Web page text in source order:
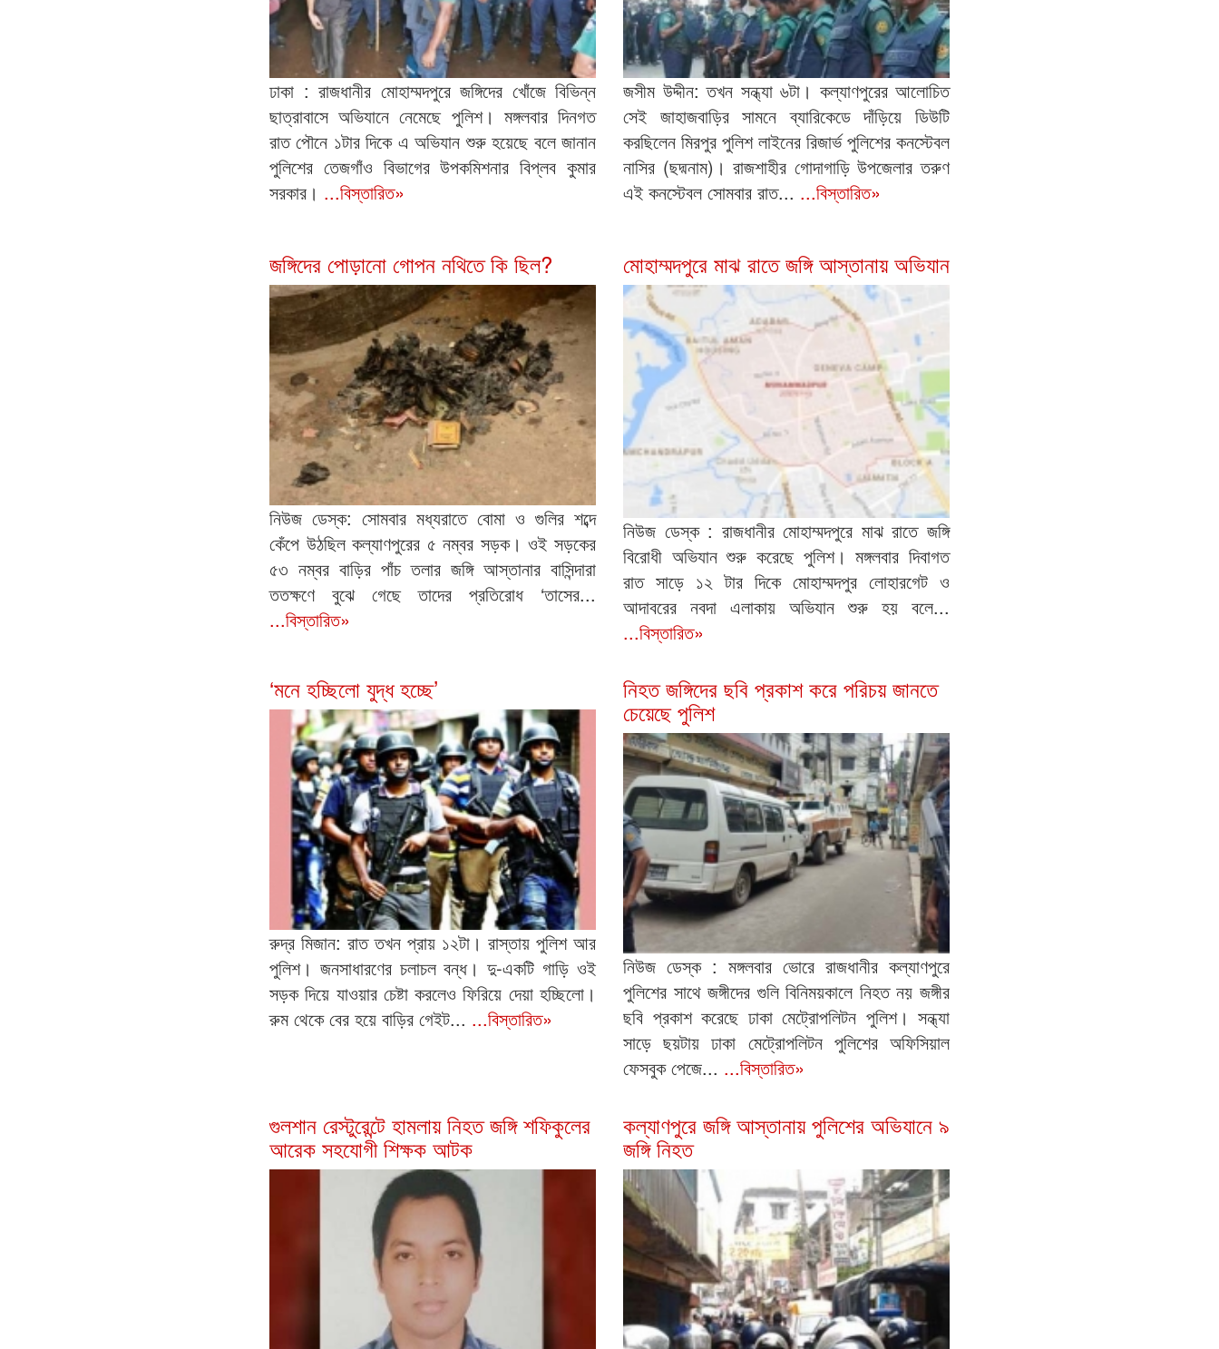
ঢাকা : রাজধানীর মোহাম্মদপুরে জঙ্গিদের খোঁজে বিভিন্ন
ছাত্রাবাসে অভিযানে নেমেছে পুলিশ। মঙ্গলবার দিনগত
রাত পৌনে ১টার দিকে এ অভিযান শুরু হয়েছে বলে জানান
পুলিশের তেজগাঁও বিভাগের উপকমিশনার বিপ্লব কুমার
সরকার। ...বিস্তারিত»
জসীম উদ্দীন: তখন সন্ধ্যা ৬টা। কল্যাণপুরের আলোচিত
সেই জাহাজবাড়ির সামনে ব্যারিকেডে দাঁড়িয়ে ডিউটি
করছিলেন মিরপুর পুলিশ লাইনের রিজার্ভ পুলিশের কনস্টেবল
নাসির (ছদ্মনাম)। রাজশাহীর গোদাগাড়ি উপজেলার তরুণ
এই কনস্টেবল সোমবার রাত... ...বিস্তারিত»
জঙ্গিদের পোড়ানো গোপন নথিতে কি ছিল?
নিউজ ডেস্ক: সোমবার মধ্যরাতে বোমা ও গুলির শব্দে
কেঁপে উঠছিল কল্যাণপুরের ৫ নম্বর সড়ক। ওই সড়কের
৫৩ নম্বর বাড়ির পাঁচ তলার জঙ্গি আস্তানার বাসিন্দারা
ততক্ষণে বুঝে গেছে তাদের প্রতিরোধ ‘তাসের...
...বিস্তারিত»
মোহাম্মদপুরে মাঝ রাতে জঙ্গি আস্তানায় অভিযান
নিউজ ডেস্ক : রাজধানীর মোহাম্মদপুরে মাঝ রাতে জঙ্গি
বিরোধী অভিযান শুরু করেছে পুলিশ। মঙ্গলবার দিবাগত
রাত সাড়ে ১২ টার দিকে মোহাম্মদপুর লোহারগেট ও
আদাবরের নবদা এলাকায় অভিযান শুরু হয় বলে...
...বিস্তারিত»
‘মনে হচ্ছিলো যুদ্ধ হচ্ছে’
রুদ্র মিজান: রাত তখন প্রায় ১২টা। রাস্তায় পুলিশ আর
পুলিশ। জনসাধারণের চলাচল বন্ধ। দু-একটি গাড়ি ওই
সড়ক দিয়ে যাওয়ার চেষ্টা করলেও ফিরিয়ে দেয়া হচ্ছিলো।
রুম থেকে বের হয়ে বাড়ির গেইট... ...বিস্তারিত»
নিহত জঙ্গিদের ছবি প্রকাশ করে পরিচয় জানতে
চেয়েছে পুলিশ
নিউজ ডেস্ক : মঙ্গলবার ভোরে রাজধানীর কল্যাণপুরে
পুলিশের সাথে জঙ্গীদের গুলি বিনিময়কালে নিহত নয় জঙ্গীর
ছবি প্রকাশ করেছে ঢাকা মেট্রোপলিটন পুলিশ। সন্ধ্যা
সাড়ে ছয়টায় ঢাকা মেট্রোপলিটন পুলিশের অফিসিয়াল
ফেসবুক পেজে... ...বিস্তারিত»
গুলশান রেস্টুরেন্টে হামলায় নিহত জঙ্গি শফিকুলের
আরেক সহযোগী শিক্ষক আটক
কল্যাণপুরে জঙ্গি আস্তানায় পুলিশের অভিযানে ৯
জঙ্গি নিহত